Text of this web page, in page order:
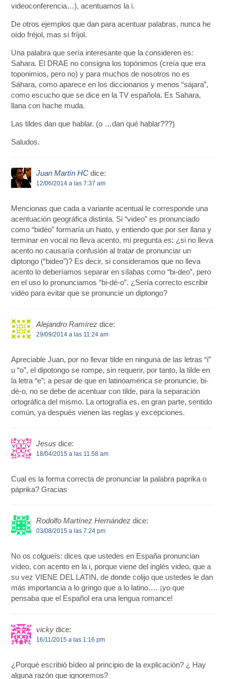
videoconferencia…), acentuamos la i.
De otros ejemplos que dan para acentuar palabras, nunca he
oído fréjol, mas sí fríjol.
Una palabra que sería interesante que la consideren es:
Sahara. El DRAE no consigna los topónimos (creía que era
toponimios, pero no) y para muchos de nosotros no es
Sáhara, como aparece en los diccionarios y menos “sájara”,
como escucho que se dice en la TV española. Es Sahara,
llana con hache muda.
Las tildes dan que hablar. (o …dan qué hablar???)
Saludos.
Juan Martín HC dice:
12/06/2014 a las 7:37 am
Mencionas que cada a variante acentual le corresponde una
acentuación geográfica distinta. Si “video” es pronunciado
como “bidéo” formaría un hiato, y entiendo que por ser llana y
terminar en vocal no lleva acento, mi pregunta es: ¿si no lleva
acento no causaría confusión al tratar de pronunciar un
diptongo (“bideo”)? Es decir, si consideramos que no lleva
acento lo deberíamos separar en sílabas como “bi-deo”, pero
en el uso lo pronunciamos “bi-dé-o”. ¿Sería correcto escribir
vidéo para evitar que se pronuncie un diptongo?
Alejandro Ramírez dice:
29/09/2014 a las 11:24 am
Apreciable Juan, por no llevar tilde en ninguna de las letras “i”
u “o”, el dipotongo se rompe, sin requerir, por tanto, la tilde en
la letra “e”; a pesar de que en latinoamérica se pronuncie, bi-
dé-o, no se debe de acentuar con tilde, para la separación
ortográfica del mismo. La ortografía es, en gran parte, sentido
común, ya después vienen las reglas y excepciones.
Jesus dice:
18/04/2015 a las 11:58 am
Cual es la forma correcta de pronunciar la palabra paprika o
páprika? Gracias
Rodolfo Martínez Hernández dice:
03/08/2015 a las 7:24 pm
No os colgueís: dices que ustedes en España pronuncian
vídeo, con acento en la i, porque viene del inglés video, que a
su vez VIENE DEL LATIN, de donde colijo que ustedes le dan
más importancia a lo gringo que a lo latino…. ¡yo que
pensaba que el Español era una lengua romance!
vicky dice:
16/11/2015 a las 1:16 pm
¿Porqué escribió bídeo al principio de la explicación? ¿ Hay
alguna razón que ignoremos?